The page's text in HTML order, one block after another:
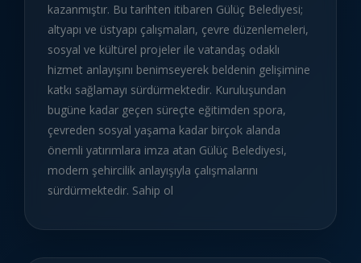
kazanmıştır. Bu tarihten itibaren Gülüç Belediyesi;
altyapı ve üstyapı çalışmaları, çevre düzenlemeleri,
sosyal ve kültürel projeler ile vatandaş odaklı
hizmet anlayışını benimseyerek beldenin gelişimine
katkı sağlamayı sürdürmektedir. Kuruluşundan
bugüne kadar geçen süreçte eğitimden spora,
çevreden sosyal yaşama kadar birçok alanda
önemli yatırımlara imza atan Gülüç Belediyesi,
modern şehircilik anlayışıyla çalışmalarını
sürdürmektedir. Sahip ol